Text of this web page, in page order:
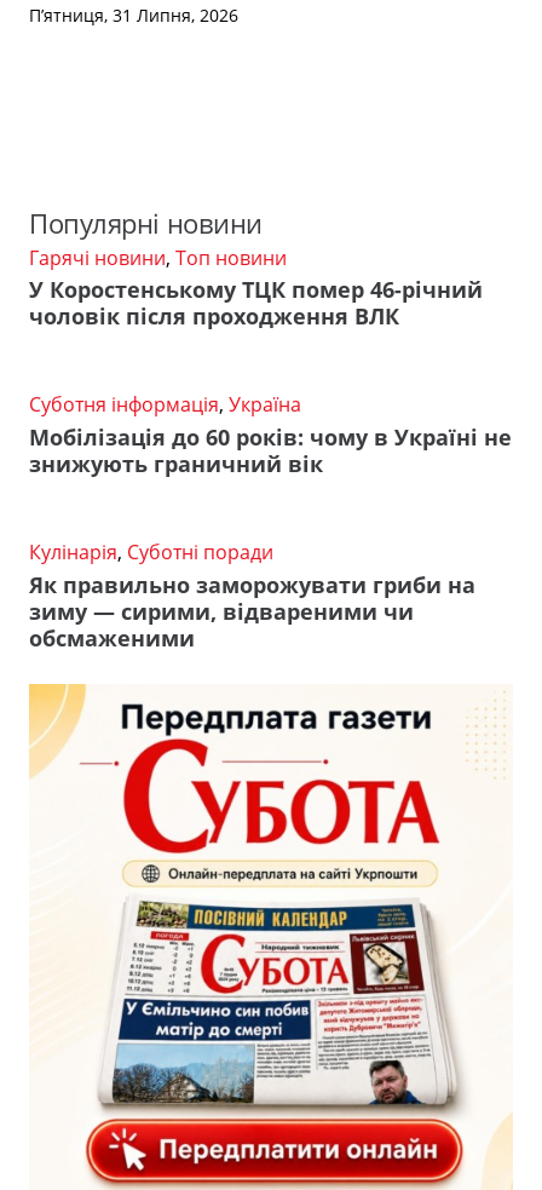
П’ятниця, 31 Липня, 2026
Популярні новини
Гарячі новини, Топ новини
У Коростенському ТЦК помер 46-річний
чоловік після проходження ВЛК
Суботня інформація, Україна
Мобілізація до 60 років: чому в Україні не
знижують граничний вік
Кулінарія, Суботні поради
Як правильно заморожувати гриби на
зиму — сирими, відвареними чи
обсмаженими